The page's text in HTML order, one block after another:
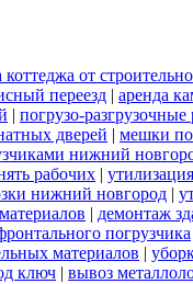
коттеджа от
переезд | аренда
| погрузо-разгрузочные
дверей | мешки
нижний
рабочих |
нижний новгород |
| демонтаж
погрузчика
материалов |
ключ | вывоз